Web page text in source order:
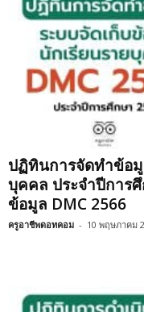
ปฏิทินการจัดทำข้อ
บุคคล ประจำปีการ
ข้อมูล DMC 2566
ครูอาชีพดอทคอม - 10 พฤษภาคม